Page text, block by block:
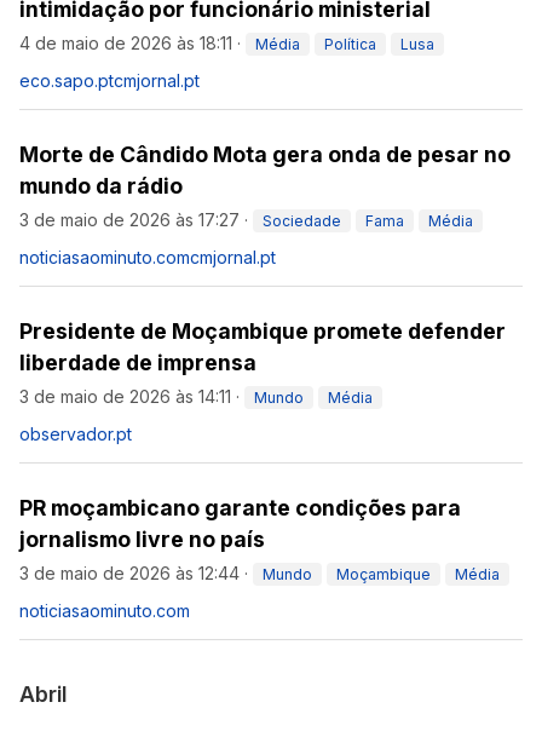
intimidação por funcionário ministerial
4 de maio de 2026 às 18:11 · Média Política Lusa
eco.sapo.ptcmjornal.pt
Morte de Cândido Mota gera onda de pesar no
mundo da rádio
3 de maio de 2026 às 17:27 · Sociedade Fama Média
noticiasaominuto.comcmjornal.pt
Presidente de Moçambique promete defender
liberdade de imprensa
3 de maio de 2026 às 14:11 · Mundo Média
observador.pt
PR moçambicano garante condições para
jornalismo livre no país
3 de maio de 2026 às 12:44 · Mundo Moçambique Média
noticiasaominuto.com
Abril